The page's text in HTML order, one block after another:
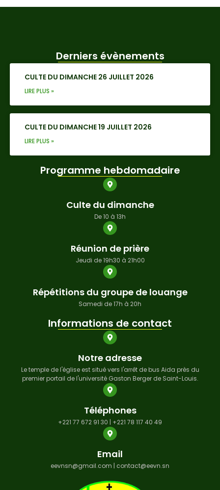
Informations de contact
Notre adresse
Le temple de l'église est situé vers l'arrêt de bus Aida près du
premier portail de l'université Gaston Berger de Saint-Louis.
Téléphones
+221 77 672 91 30 | +221 78 117 40 49
Email
eevnsn@gmail.com | contact@eevn.sn
Programme hebdomadaire
Culte du dimanche
De 10 à 13h
Réunion de prière
Jeudi de 19h30 à 21h00
Répétitions du groupe de louange
Samedi de 17h à 20h
Derniers évènements
CULTE DU DIMANCHE 26 JUILLET 2026
LIRE PLUS »
CULTE DU DIMANCHE 19 JUILLET 2026
LIRE PLUS »